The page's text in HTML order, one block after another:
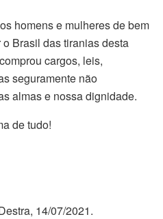
homens e mulheres de bem
Brasil das tiranias desta
cargos, leis,
seguramente não
almas e nossa dignidade.
de tudo!
Destra, 14/07/2021.